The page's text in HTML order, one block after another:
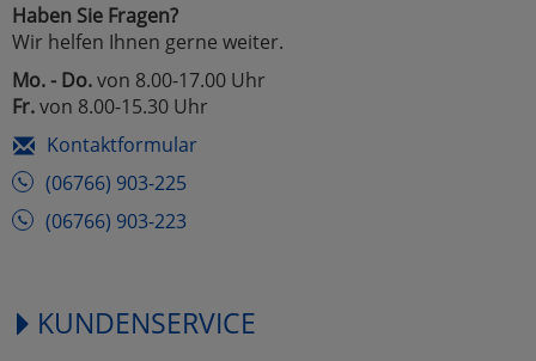
Haben Sie Fragen?
Wir helfen Ihnen gerne weiter.
Mo. - Do.von 8.00-17.00 Uhr
Fr.von 8.00-15.30 Uhr
Kontaktformular
(06766) 903-225
(06766) 903-223
KUNDENSERVICE